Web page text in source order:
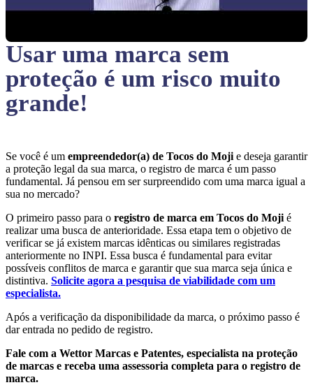
Usar uma marca sem
proteção é um risco muito
grande!
Se você é um empreendedor(a) de Tocos do Moji e deseja garantir
a proteção legal da sua marca, o registro de marca é um passo
fundamental. Já pensou em ser surpreendido com uma marca igual a
sua no mercado?
O primeiro passo para o registro de marca em Tocos do Moji é
realizar uma busca de anterioridade. Essa etapa tem o objetivo de
verificar se já existem marcas idênticas ou similares registradas
anteriormente no INPI. Essa busca é fundamental para evitar
possíveis conflitos de marca e garantir que sua marca seja única e
distintiva. Solicite agora a pesquisa de viabilidade com um
especialista.
Após a verificação da disponibilidade da marca, o próximo passo é
dar entrada no pedido de registro.
Fale com a Wettor Marcas e Patentes, especialista na proteção
de marcas e receba uma assessoria completa para o registro de
marca.